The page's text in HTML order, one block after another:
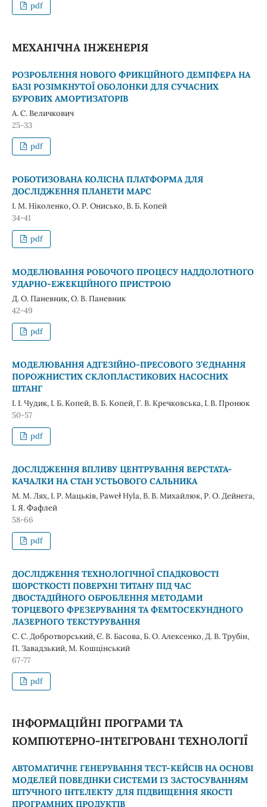
pdf
МЕХАНІЧНА ІНЖЕНЕРІЯ
РОЗРОБЛЕННЯ НОВОГО ФРИКЦІЙНОГО ДЕМПФЕРА НА
БАЗІ РОЗІМКНУТОЇ ОБОЛОНКИ ДЛЯ СУЧАСНИХ
БУРОВИХ АМОРТИЗАТОРІВ
А. С. Величкович
25-33
pdf
РОБОТИЗОВАНА КОЛІСНА ПЛАТФОРМА ДЛЯ
ДОСЛІДЖЕННЯ ПЛАНЕТИ МАРС
І. М. Ніколенко, О. Р. Онисько, В. Б. Копей
34-41
pdf
МОДЕЛЮВАННЯ РОБОЧОГО ПРОЦЕСУ НАДДОЛОТНОГО
УДАРНО-ЕЖЕКЦІЙНОГО ПРИСТРОЮ
Д. О. Паневник, О. В. Паневник
42-49
pdf
МОДЕЛЮВАННЯ АДГЕЗІЙНО-ПРЕСОВОГО З’ЄДНАННЯ
ПОРОЖНИСТИХ СКЛОПЛАСТИКОВИХ НАСОСНИХ
ШТАНГ
І. І. Чудик, І. Б. Копей, В. Б. Копей, Г. В. Кречковська, І. В. Пронюк
50-57
pdf
ДОСЛІДЖЕННЯ ВПЛИВУ ЦЕНТРУВАННЯ ВЕРСТАТА-
КАЧАЛКИ НА СТАН УСТЬОВОГО САЛЬНИКА
М. М. Лях, І. Р. Мацьків, Paweł Hyla, В. В. Михайлюк, Р. О. Дейнега,
І. Я. Фафлей
58-66
pdf
ДОСЛІДЖЕННЯ ТЕХНОЛОГІЧНОЇ СПАДКОВОСТІ
ШОРСТКОСТІ ПОВЕРХНІ ТИТАНУ ПІД ЧАС
ДВОСТАДІЙНОГО ОБРОБЛЕННЯ МЕТОДАМИ
ТОРЦЕВОГО ФРЕЗЕРУВАННЯ ТА ФЕМТОСЕКУНДНОГО
ЛАЗЕРНОГО ТЕКСТУРУВАННЯ
С. С. Добротворський, Є. В. Басова, Б. О. Алексенко, Д. В. Трубін,
П. Завадзький, М. Кошцінський
67-77
pdf
ІНФОРМАЦІЙНІ ПРОГРАМИ ТА
КОМПЮТЕРНО-ІНТЕГРОВАНІ ТЕХНОЛОГІЇ
АВТОМАТИЧНЕ ГЕНЕРУВАННЯ ТЕСТ-КЕЙСІВ НА ОСНОВІ
МОДЕЛЕЙ ПОВЕДІНКИ СИСТЕМИ ІЗ ЗАСТОСУВАННЯМ
ШТУЧНОГО ІНТЕЛЕКТУ ДЛЯ ПІДВИЩЕННЯ ЯКОСТІ
ПРОГРАМНИХ ПРОДУКТІВ